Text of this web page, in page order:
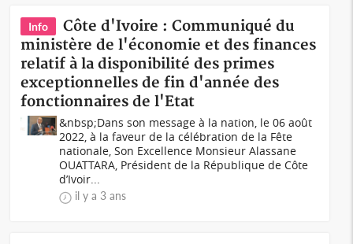
Info
Côte d'Ivoire : Communiqué du
ministère de l'économie et des finances
relatif à la disponibilité des primes
exceptionnelles de fin d'année des
fonctionnaires de l'Etat
&nbsp;Dans son message à la nation, le 06 août
2022, à la faveur de la célébration de la Fête
nationale, Son Excellence Monsieur Alassane
OUATTARA, Président de la République de Côte
d’Ivoir...
il y a 3 ans